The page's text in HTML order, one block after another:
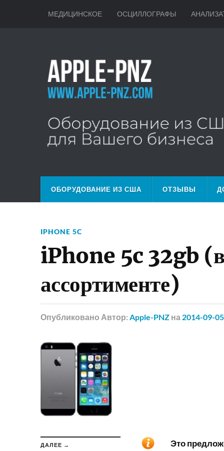
МЕДИЦИНСКОЕ ОСЦИЛЛОГРАФЫ
ОБОРУДОВАНИЕ ИЗ США ОТЗЫВЫ
IPHONE 5C
iPhone 5c 32gb
ассортименте)
Опубликовано Автор: Apple-PNZ на 2014-09-05
ДАЛЕЕ →
Это